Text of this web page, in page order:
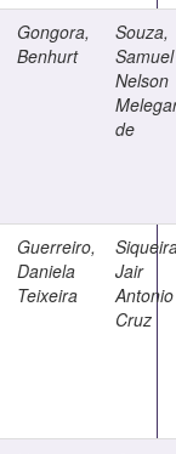
Gongora,
Benhurt
Souza,
Samuel
Nelson
de
Guerreiro,
Daniela
Teixeira
Jair
Antonio
Cruz